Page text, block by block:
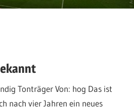
Tonträger Von: hog Das ist
nach vier Jahren ein neues